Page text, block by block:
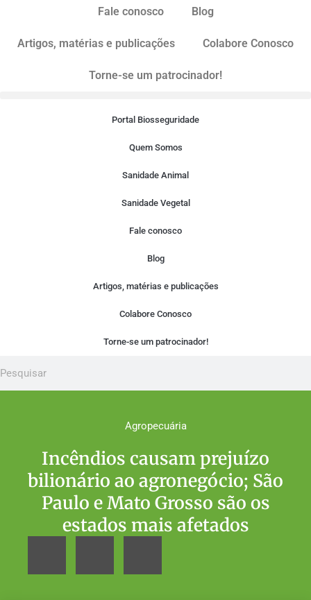
Fale conosco Blog
Artigos, matérias e publicações Colabore Conosco
Torne-se um patrocinador!
Portal Biosseguridade
Quem Somos
Sanidade Animal
Sanidade Vegetal
Fale conosco
Blog
Artigos, matérias e publicações
Colabore Conosco
Torne-se um patrocinador!
Agropecuária
Incêndios causam prejuízo
bilionário ao agronegócio; São
Paulo e Mato Grosso são os
estados mais afetados